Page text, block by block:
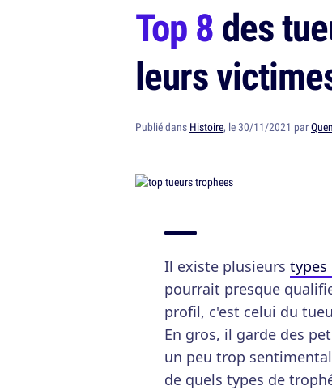
Top 8des
leurs
Publié dans Histoire, le 30/11/2021 par
Il existe plusieurs types
pourrait presque
profil, c'est celui du
En gros, il garde des
un peu trop
de quels types de